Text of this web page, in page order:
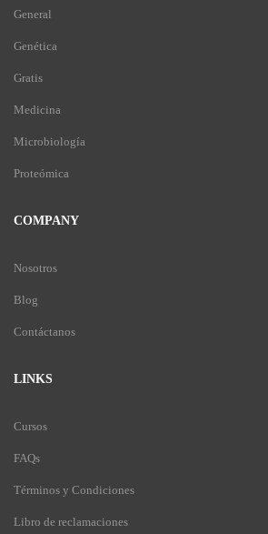
General
Genética
Gratis
Medicina
Microbiología
Proteómica
COMPANY
Nosotros
Blog
Contáctanos
LINKS
Cursos
FAQs
Términos y Condiciones
Libro de reclamaciones